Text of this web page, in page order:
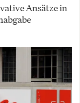
Ansätze in